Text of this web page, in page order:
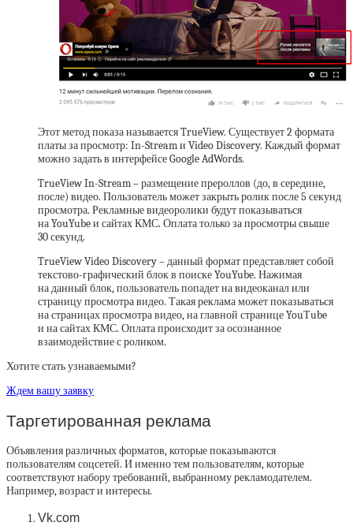
Этот метод показа называется TrueView. Существует 2 формата
платы за просмотр: In-Stream и Video Discovery. Каждый формат
можно задать в интерфейсе Google AdWords.
TrueView In-Stream – размещение прероллов (до, в середине,
после) видео. Пользователь может закрыть ролик после 5 секунд
просмотра. Рекламные видеоролики будут показываться
на YouYube и сайтах КМС. Оплата только за просмотры свыше
30 секунд.
TrueView Video Discovery – данный формат представляет собой
текстово-графический блок в поиске YouYube. Нажимая
на данный блок, пользователь попадет на видеоканал или
страницу просмотра видео. Такая реклама может показываться
на страницах просмотра видео, на главной странице YouТube
и на сайтах КМС. Оплата происходит за осознанное
взаимодействие с роликом.
Хотите стать узнаваемыми?
Ждем вашу заявку
Таргетированная реклама
Объявления различных форматов, которые показываются
пользователям соцсетей. И именно тем пользователям, которые
соответствуют набору требований, выбранному рекламодателем.
Например, возраст и интересы.
Vk.com